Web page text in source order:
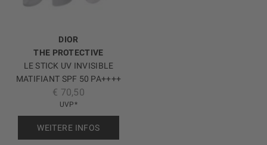
DIOR
THE PROTECTIVE
LE STICK UV INVISIBLE
MATIFIANT SPF 50 PA++++
UVP*
€ 70,50
WEITERE INFOS